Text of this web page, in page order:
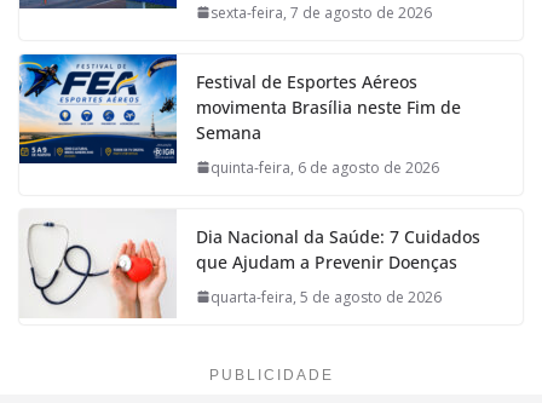
sexta-feira, 7 de agosto de 2026
Festival de Esportes Aéreos
movimenta Brasília neste Fim de
Semana
quinta-feira, 6 de agosto de 2026
Dia Nacional da Saúde: 7 Cuidados
que Ajudam a Prevenir Doenças
quarta-feira, 5 de agosto de 2026
PUBLICIDADE